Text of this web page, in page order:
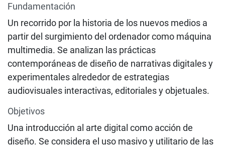
Fundamentación
Un recorrido por la historia de los nuevos medios a
partir del surgimiento del ordenador como máquina
multimedia. Se analizan las prácticas
contemporáneas de diseño de narrativas digitales y
experimentales alrededor de estrategias
audiovisuales interactivas, editoriales y objetuales.
Objetivos
Una introducción al arte digital como acción de
diseño. Se considera el uso masivo y utilitario de las